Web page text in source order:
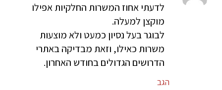
לדעתי אחוז המשרות החלקיות אפילו
מוקצן למעלה.
לבוגר בעל נסיון כמעט ולא מוצעות
משרות כאילו, וזאת מבדיקה באתרי
הדרושים הגדולים בחודש האחרון.
הגב